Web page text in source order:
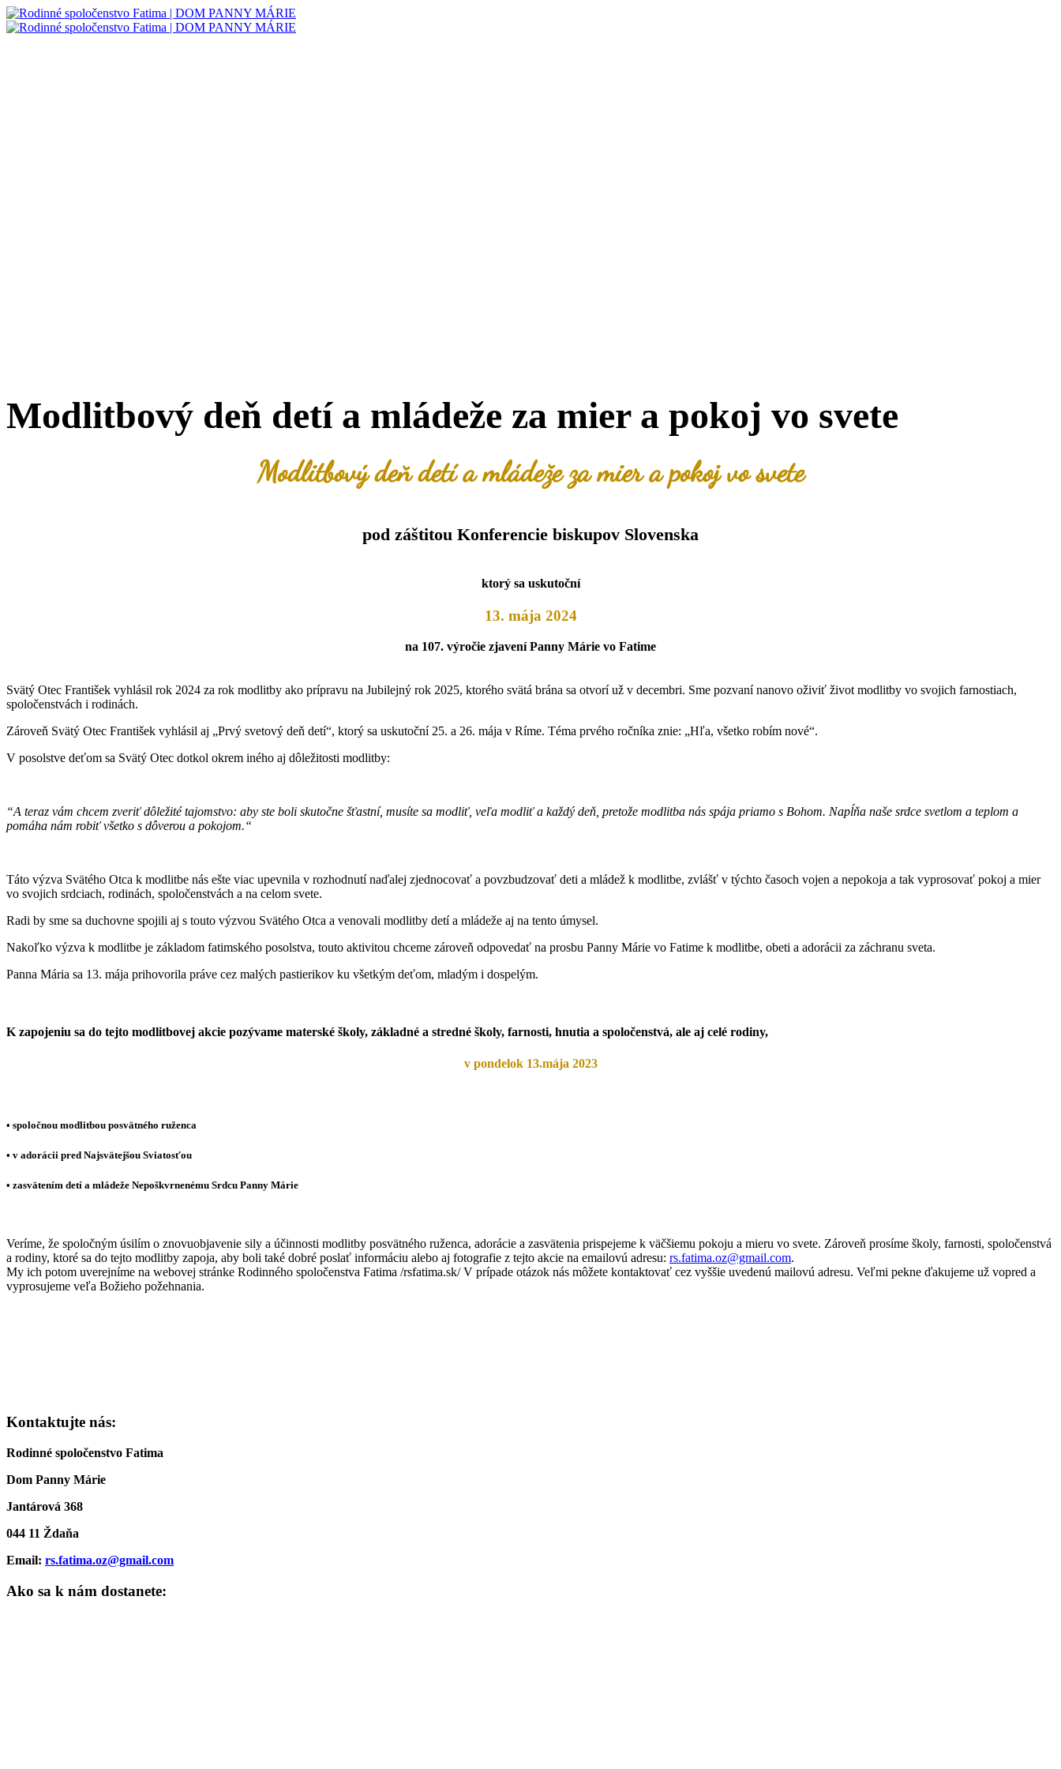
Modlitbový deň detí a mládeže za mier a pokoj vo svete
Modlitbový deň detí a mládeže za mier a pokoj vo svete
pod záštitou Konferencie biskupov Slovenska
ktorý sa uskutoční
13. mája 2024
na 107. výročie zjavení Panny Márie vo Fatime
Svätý Otec František vyhlásil rok 2024 za rok modlitby ako prípravu na Jubilejný rok 2025, ktorého svätá brána sa otvorí už v decembri. Sme pozvaní nanovo oživiť život modlitby vo svojich farnostiach,
spoločenstvách i rodinách.
Zároveň Svätý Otec František vyhlásil aj „Prvý svetový deň detí“, ktorý sa uskutoční 25. a 26. mája v Ríme. Téma prvého ročníka znie: „Hľa, všetko robím nové“.
V posolstve deťom sa Svätý Otec dotkol okrem iného aj dôležitosti modlitby:
“A teraz vám chcem zveriť dôležité tajomstvo: aby ste boli skutočne šťastní, musíte sa modliť, veľa modliť a každý deň, pretože modlitba nás spája priamo s Bohom. Napĺňa naše srdce svetlom a teplom a
pomáha nám robiť všetko s dôverou a pokojom.“
Táto výzva Svätého Otca k modlitbe nás ešte viac upevnila v rozhodnutí naďalej zjednocovať a povzbudzovať deti a mládež k modlitbe, zvlášť v týchto časoch vojen a nepokoja a tak vyprosovať pokoj a mier
vo svojich srdciach, rodinách, spoločenstvách a na celom svete.
Radi by sme sa duchovne spojili aj s touto výzvou Svätého Otca a venovali modlitby detí a mládeže aj na tento úmysel.
Nakoľko výzva k modlitbe je základom fatimského posolstva, touto aktivitou chceme zároveň odpovedať na prosbu Panny Márie vo Fatime k modlitbe, obeti a adorácii za záchranu sveta.
Panna Mária sa 13. mája prihovorila práve cez malých pastierikov ku všetkým deťom, mladým i dospelým.
K zapojeniu sa do tejto modlitbovej akcie pozývame materské školy, základné a stredné školy, farnosti, hnutia a spoločenstvá, ale aj celé rodiny,
v pondelok 13.mája 2023
• spoločnou modlitbou posvätného ruženca
• v adorácii pred Najsvätejšou Sviatosťou
• zasvätením detí a mládeže Nepoškvrnenému Srdcu Panny Márie
Veríme, že spoločným úsilím o znovuobjavenie sily a účinnosti modlitby posvätného ruženca, adorácie a zasvätenia prispejeme k väčšiemu pokoju a mieru vo svete. Zároveň prosíme školy, farnosti, spoločenstvá
a rodiny, ktoré sa do tejto modlitby zapoja, aby boli také dobré poslať informáciu alebo aj fotografie z tejto akcie na emailovú adresu: rs.fatima.oz@gmail.com.
My ich potom uverejníme na webovej stránke Rodinného spoločenstva Fatima /rsfatima.sk/ V prípade otázok nás môžete kontaktovať cez vyššie uvedenú mailovú adresu. Veľmi pekne ďakujeme už vopred a
vyprosujeme veľa Božieho požehnania.
Kontaktujte nás:
Rodinné spoločenstvo Fatima
Dom Panny Márie
Jantárová 368
044 11 Ždaňa
Email: rs.fatima.oz@gmail.com
Ako sa k nám dostanete: